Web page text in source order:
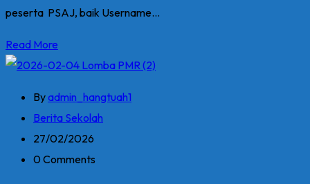
peserta PSAJ, baik Username...
Read More
Byadmin_hangtuah1
Berita Sekolah
27/02/2026
0 Comments